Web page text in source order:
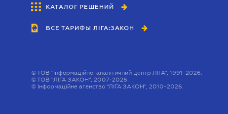
БУХГАЛТЕР&ЗАКОН
ВЕСТНИК МСФО
КАТАЛОГ РЕШЕНИЙ
ВСЕ ТАРИФЫ ЛІГА:ЗАКОН
©ТОВ "інформаційно-аналітичний центр ЛІГА", 1991-2026.
©ТОВ "ЛІГА ЗАКОН", 2007-2026.
© Інформаційне агенство "ЛІГА:ЗАКОН", 2010-2026.